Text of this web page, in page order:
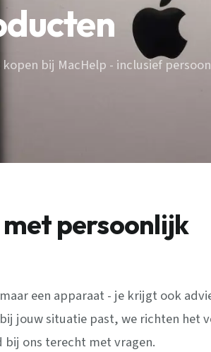
bij MacHelp - inclusief
persoonlijk
een apparaat - je krijgt ook
jouw situatie past, we richten het
ons terecht met vragen.